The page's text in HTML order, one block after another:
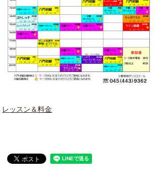
レッスン＆料金